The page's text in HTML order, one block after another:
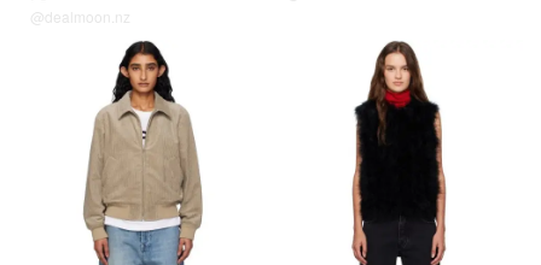
@dealmoon.nz